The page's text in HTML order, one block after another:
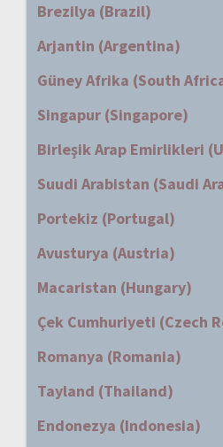
Brezilya (Brazil)
Arjantin (Argentina)
Güney Afrika (South
Singapur (Singapore)
Birleşik Arap Emirlikleri
Suudi Arabistan (Saudi
Portekiz (Portugal)
Avusturya (Austria)
Macaristan (Hungary)
Çek Cumhuriyeti (Czech
Romanya (Romania)
Tayland (Thailand)
Endonezya (Indonesia)